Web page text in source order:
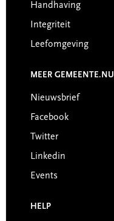
Handhaving
Integriteit
Leefomgeving
MEER GEMEENTE.NU
Nieuwsbrief
Facebook
Twitter
Linkedin
Events
HELP